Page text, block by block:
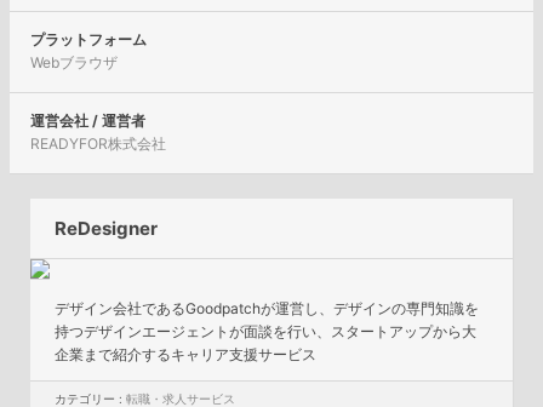
プラットフォーム
Webブラウザ
運営会社 / 運営者
READYFOR株式会社
ReDesigner
デザイン会社であるGoodpatchが運営し、デザインの専門知識を
持つデザインエージェントが面談を行い、スタートアップから大
企業まで紹介するキャリア支援サービス
カテゴリー :転職・求人サービス